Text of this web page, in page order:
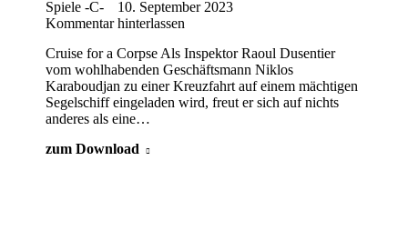
Spiele -C-
10. September 2023
Kommentar hinterlassen
Cruise for a Corpse Als Inspektor Raoul Dusentier
vom wohlhabenden Geschäftsmann Niklos
Karaboudjan zu einer Kreuzfahrt auf einem mächtigen
Segelschiff eingeladen wird, freut er sich auf nichts
anderes als eine…
zum Download